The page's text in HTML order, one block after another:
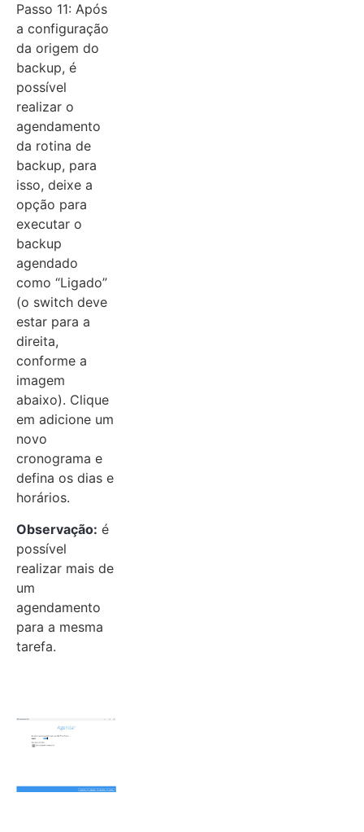
Passo 11: Após
a configuração
da origem do
backup, é
possível
realizar o
agendamento
da rotina de
backup, para
isso, deixe a
opção para
executar o
backup
agendado
como “Ligado”
(o switch deve
estar para a
direita,
conforme a
imagem
abaixo). Clique
em adicione um
novo
cronograma e
defina os dias e
horários.
Observação: é
possível
realizar mais de
um
agendamento
para a mesma
tarefa.